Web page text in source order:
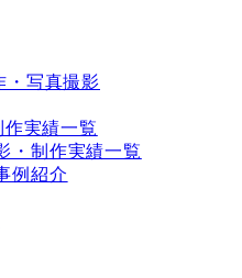
・写真撮影
実績一覧
・制作実績一覧
例紹介